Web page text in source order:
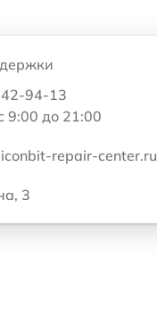
94-13
9:00 до 21:00
repair-center.ru
3